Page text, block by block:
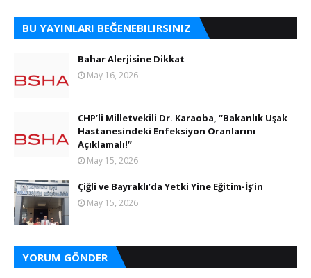
BU YAYINLARI BEĞENEBILIRSINIZ
Bahar Alerjisine Dikkat
May 16, 2026
CHP’li Milletvekili Dr. Karaoba, “Bakanlık Uşak
Hastanesindeki Enfeksiyon Oranlarını
Açıklamalı!”
May 15, 2026
Çiğli ve Bayraklı’da Yetki Yine Eğitim-İş’in
May 15, 2026
YORUM GÖNDER